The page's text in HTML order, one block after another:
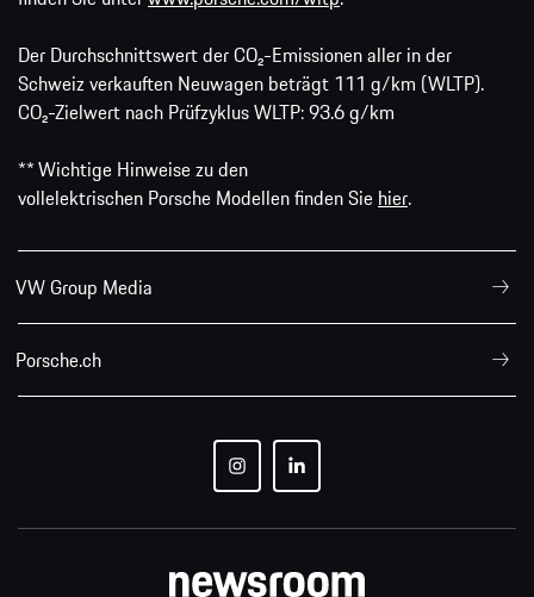
Der Durchschnittswert der CO₂-Emissionen aller in der
Schweiz verkauften Neuwagen beträgt 111 g/km (WLTP).
CO₂-Zielwert nach Prüfzyklus WLTP: 93.6 g/km
** Wichtige Hinweise zu den
vollelektrischen Porsche Modellen finden Sie hier.
VW Group Media
Porsche.ch